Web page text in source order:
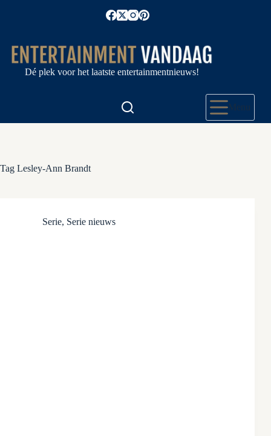
Dé plek voor het laatste entertainmentnieuws!
Menu
Tag Lesley-Ann Brandt
Serie, Serie nieuws